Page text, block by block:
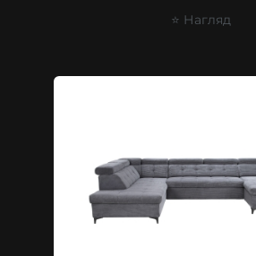
⭐ Нагляд